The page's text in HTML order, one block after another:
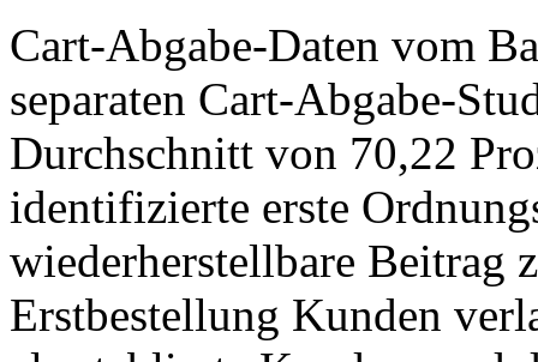
Cart-Abgabe-Daten vom
separaten Cart-Abgabe-
Durchschnitt von 70,22
identifizierte erste
wiederherstellbare Beitrag
Erstbestellung Kunden